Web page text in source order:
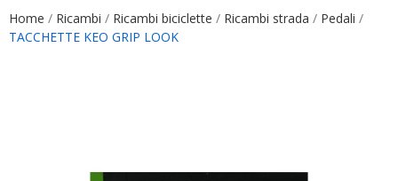
Home Ricambi Ricambi biciclette Ricambi strada
Pedali
TACCHETTE KEO GRIP LOOK